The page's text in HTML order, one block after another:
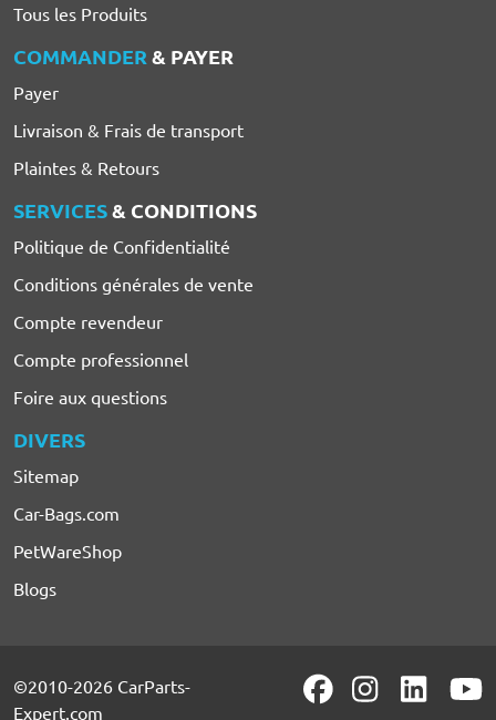
Tous les Produits
COMMANDER & PAYER
Payer
Livraison & Frais de transport
Plaintes & Retours
SERVICES& CONDITIONS
Politique de Confidentialité
Conditions générales de vente
Compte revendeur
Compte professionnel
Foire aux questions
DIVERS
Sitemap
Car-Bags.com
PetWareShop
Blogs
©2010-2026 CarParts-
Expert.com